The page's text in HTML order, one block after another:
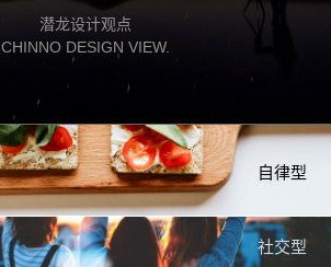
潜龙设计观点
CHINNO DESIGN VIEW.
自律型
社交型